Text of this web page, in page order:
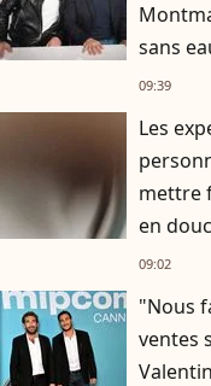
sans
09:39
Les
mettre
en
ces 10
09:02
"Nous
ventes